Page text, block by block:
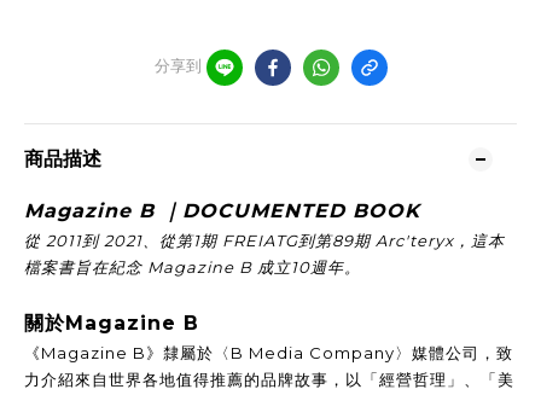
分享到
商品描述
Magazine B ｜DOCUMENTED BOOK
從 2011到 2021、從第1期 FREIATG到第89期 Arc'teryx，這本
檔案書旨在紀念 Magazine B 成立10週年。
關於Magazine B
《Magazine B》隸屬於〈B Media Company〉媒體公司，致
力介紹來自世界各地值得推薦的品牌故事，以「經營哲理」、「美